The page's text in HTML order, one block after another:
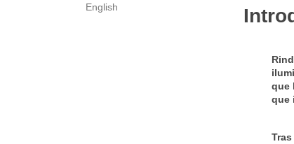
English
que
que